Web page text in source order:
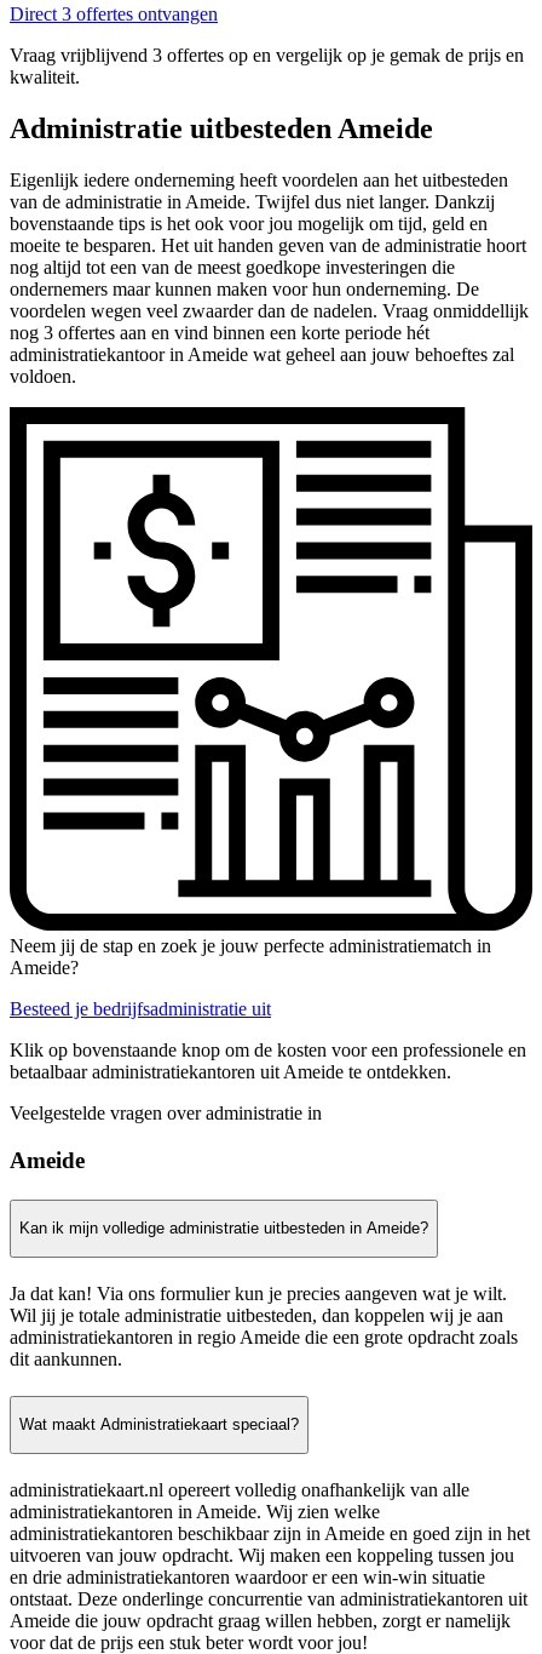
Direct 3 offertes ontvangen
Vraag vrijblijvend 3 offertes op en vergelijk op je gemak de prijs en
kwaliteit.
Administratie uitbesteden Ameide
Eigenlijk iedere onderneming heeft voordelen aan het uitbesteden
van de administratie in Ameide. Twijfel dus niet langer. Dankzij
bovenstaande tips is het ook voor jou mogelijk om tijd, geld en
moeite te besparen. Het uit handen geven van de administratie hoort
nog altijd tot een van de meest goedkope investeringen die
ondernemers maar kunnen maken voor hun onderneming. De
voordelen wegen veel zwaarder dan de nadelen. Vraag onmiddellijk
nog 3 offertes aan en vind binnen een korte periode hét
administratiekantoor in Ameide wat geheel aan jouw behoeftes zal
voldoen.
Neem jij de stap en zoek je jouw perfecte administratiematch in
Ameide?
Besteed je bedrijfsadministratie uit
Klik op bovenstaande knop om de kosten voor een professionele en
betaalbaar administratiekantoren uit Ameide te ontdekken.
Veelgestelde vragen over administratie in
Ameide
Kan ik mijn volledige administratie uitbesteden in Ameide?
Ja dat kan! Via ons formulier kun je precies aangeven wat je wilt.
Wil jij je totale administratie uitbesteden, dan koppelen wij je aan
administratiekantoren in regio Ameide die een grote opdracht zoals
dit aankunnen.
Wat maakt Administratiekaart speciaal?
administratiekaart.nl opereert volledig onafhankelijk van alle
administratiekantoren in Ameide. Wij zien welke
administratiekantoren beschikbaar zijn in Ameide en goed zijn in het
uitvoeren van jouw opdracht. Wij maken een koppeling tussen jou
en drie administratiekantoren waardoor er een win-win situatie
ontstaat. Deze onderlinge concurrentie van administratiekantoren uit
Ameide die jouw opdracht graag willen hebben, zorgt er namelijk
voor dat de prijs een stuk beter wordt voor jou!